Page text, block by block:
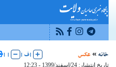
خانه عکس |ف |
|
|
تاریخ انتشار: 24/اسفند/1399 - 12:23